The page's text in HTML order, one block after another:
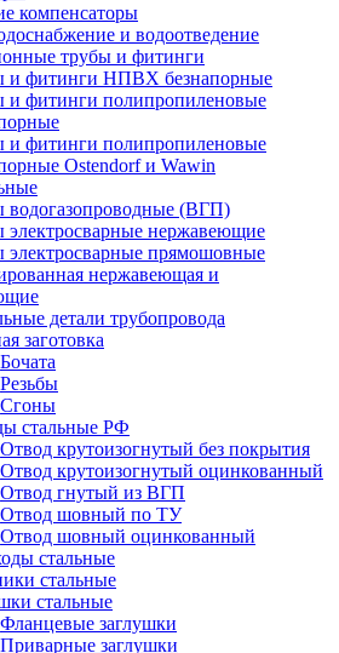
компенсаторы
и водоотведение
трубы и фитинги
и фитинги НПВХ безнапорные
и фитинги полипропиленовые
и фитинги полипропиленовые
Ostendorf и Wawin
водогазопроводные (ВГП)
электросварные нержавеющие
электросварные прямошовные
нержавеющая и
детали трубопровода
заготовка
Бочата
Резьбы
Сгоны
стальные РФ
Отвод крутоизогнутый без покрытия
Отвод крутоизогнутый оцинкованный
Отвод гнутый из ВГП
Отвод шовный по ТУ
Отвод шовный оцинкованный
стальные
стальные
стальные
Фланцевые заглушки
Приварные заглушки